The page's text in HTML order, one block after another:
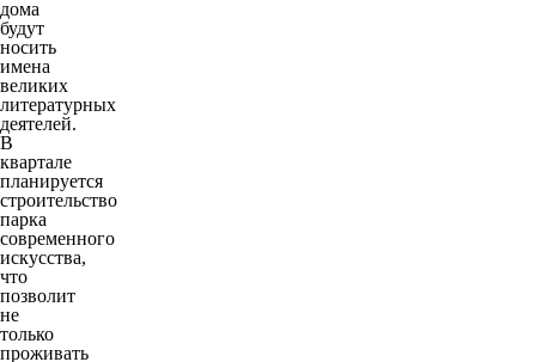
дома
будут
носить
имена
великих
литературных
деятелей.
В
квартале
планируется
строительство
парка
современного
искусства,
что
позволит
не
только
проживать